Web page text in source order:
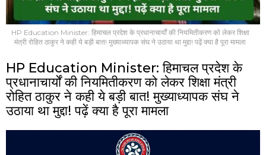
HP Education Minister: हिमाचल प्रदेश के प्रधानाचार्यों की नियमितीकरण को लेकर शिक्षा
मंत्री रोहित ठाकुर ने कही ये बड़ी बात! मुख्याध्यापक संघ ने उठाया था मुद्दा! पढ़ें क्या है पूरा मामला
HP Education Minister: हिमाचल प्रदेश के
प्रधानाचार्यों की नियमितीकरण को लेकर शिक्षा मंत्री
रोहित ठाकुर ने कही ये बड़ी बात! मुख्याध्यापक संघ ने
उठाया था मुद्दा! पढ़ें क्या है पूरा मामला